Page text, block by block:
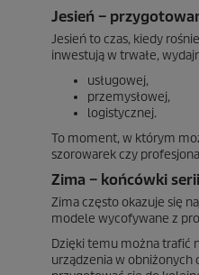
Jesień –
Jesień to czas, kiedy
inwestują w trwałe,
usługowej,
przemysłowej,
logistycznej.
To moment, w którym
szorowarek czy
Zima – końcówki
Zima często okazuje się
modele wycofywane z
Dzięki temu można trafić
urządzenia w obniżonych